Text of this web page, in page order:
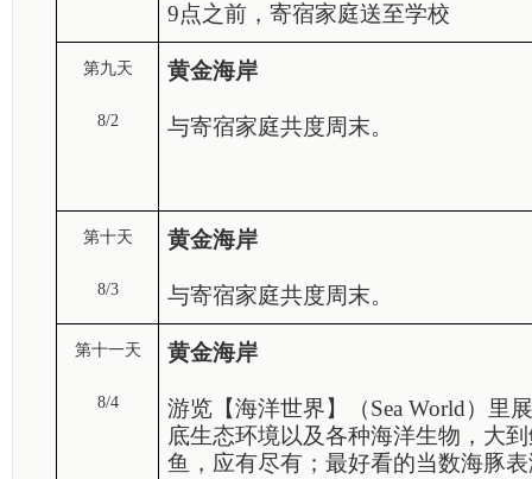
9点之前，寄宿家庭送至学校
第九天
8/2
黄金海岸
与寄宿家庭共度周末。
第十天
8/3
黄金海岸
与寄宿家庭共度周末。
第十一天
8/4
黄金海岸
游览【海洋世界】（Sea World）里
底生态环境以及各种海洋生物，大
鱼，应有尽有；最好看的当数海豚